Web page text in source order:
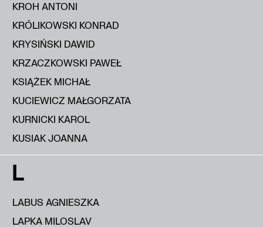
KROH ANTONI
KRÓLIKOWSKI KONRAD
KRYSIŃSKI DAWID
KRZACZKOWSKI PAWEŁ
KSIĄŻEK MICHAŁ
KUCIEWICZ MAŁGORZATA
KURNICKI KAROL
KUSIAK JOANNA
L
LABUS AGNIESZKA
LAPKA MILOSLAV